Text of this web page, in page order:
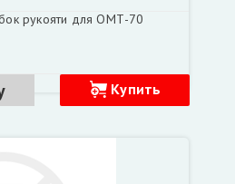
рукояти для ОМТ-70
Купить